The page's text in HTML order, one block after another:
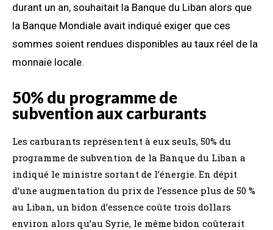
durant un an, souhaitait la Banque du Liban alors que
la Banque Mondiale avait indiqué exiger que ces
sommes soient rendues disponibles au taux réel de la
monnaie locale.
50% du programme de
subvention aux carburants
Les carburants représentent à eux seuls, 50% du
programme de subvention de la Banque du Liban a
indiqué le ministre sortant de l’énergie. En dépit
d’une augmentation du prix de l’essence plus de 50 %
au Liban, un bidon d’essence coûte trois dollars
environ alors qu’au Syrie, le même bidon coûterait